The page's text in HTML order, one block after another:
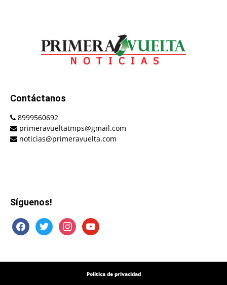
Contáctanos
8999560692
primeravueltatmps@gmail.com
noticias@primeravuelta.com
Síguenos!
facebooktwitter instagramyoutube
Política de privacidad